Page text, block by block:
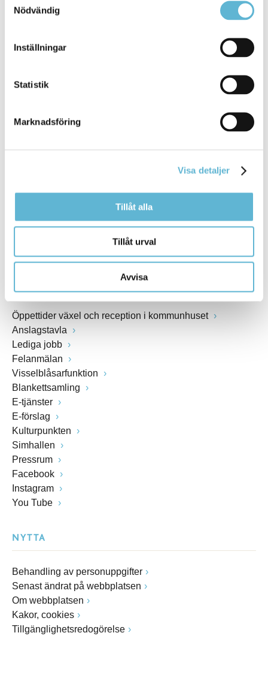
Nödvändig
Inställningar
Statistik
Marknadsföring
Visa detaljer
Tillåt alla
Tillåt urval
Avvisa
KONTAKT
Besöksadress
Postadress
Växel: 0456-82 20 00
Öppettider växel och reception i kommunhuset
Anslagstavla
Lediga jobb
Felanmälan
Visselblåsarfunktion
Blankettsamling
E-tjänster
E-förslag
Kulturpunkten
Simhallen
Pressrum
Facebook
Instagram
You Tube
NYTTA
Behandling av personuppgifter
Senast ändrat på webbplatsen
Om webbplatsen
Kakor, cookies
Tillgänglighetsredogörelse